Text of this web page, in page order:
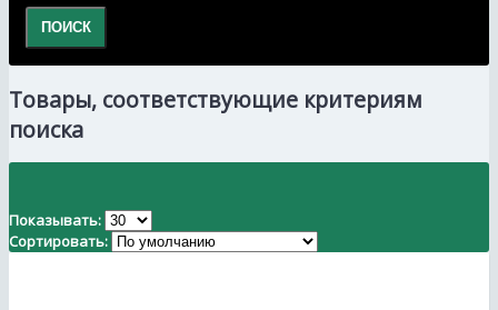
Товары, соответствующие критериям
поиска
Показывать:
Сортировать: